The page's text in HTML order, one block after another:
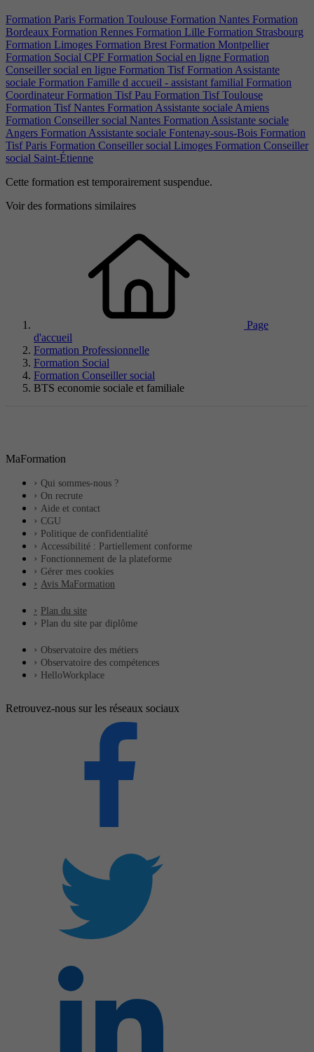
Formation Paris Formation Toulouse Formation Nantes Formation
Bordeaux Formation Rennes Formation Lille Formation Strasbourg
Formation Limoges Formation Brest Formation Montpellier
Formation Social CPF Formation Social en ligne Formation
Conseiller social en ligne Formation TisfFormation Assistante
sociale Formation Famille d accueil - assistant familial Formation
Coordinateur Formation Tisf Pau Formation Tisf Toulouse
Formation Tisf Nantes Formation Assistante sociale Amiens
Formation Conseiller social Nantes Formation Assistante sociale
Angers Formation Assistante sociale Fontenay-sous-Bois Formation
Tisf Paris Formation Conseiller social Limoges Formation Conseiller
social Saint-Étienne
Cette formation est temporairement suspendue.
Voir des formations similaires
Page
d'accueil
Formation Professionnelle
Formation Social
Formation Conseiller social
BTS economie sociale et familiale
MaFormation
Qui sommes-nous ?
On recrute
Aide et contact
CGU
Politique de confidentialité
Accessibilité : Partiellement conforme
Fonctionnement de la plateforme
Gérer mes cookies
Avis MaFormation
Plan du site
Plan du site par diplôme
Observatoire des métiers
Observatoire des compétences
HelloWorkplace
Retrouvez-nous sur les réseaux sociaux